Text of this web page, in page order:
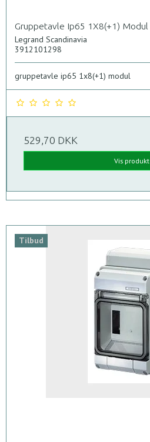
Gruppetavle Ip65 1X8(+1) Modul
Legrand Scandinavia
3912101298
gruppetavle ip65 1x8(+1) modul
529,70 DKK
Vis produkt
Tilbud